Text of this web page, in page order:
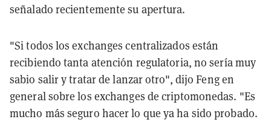
señalado recientemente su apertura.
"Si todos los exchanges centralizados están
recibiendo tanta atención regulatoria, no sería muy
sabio salir y tratar de lanzar otro", dijo Feng en
general sobre los exchanges de criptomonedas. "Es
mucho más seguro hacer lo que ya ha sido probado.